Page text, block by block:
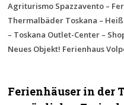
Agriturismo Spazzavento –
Thermalbäder Toskana –
– Toskana Outlet-Center –
Neues Objekt! Ferienhaus
Ferienhäuser in der